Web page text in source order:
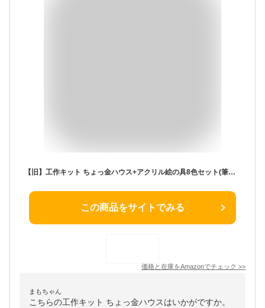
【旧】工作キット ちょっ金ハウス+アクリル絵の具8色セット(筆付き) / おもしろ貯金箱工作 手作りのかわいい家型貯金箱 (木工) / 手作りキット(小学生/幼稚園/低学年/高学年/幼児/男の子/女の子/中学生/大人/高齢者) 夏休み自由研究、夏休みの宿題、子供会
この商品をサイトでみる
価格と在庫をAmazonでチェック >>
まもちゃん
こちらの工作キット ちょっ金ハウスはいかがですか。